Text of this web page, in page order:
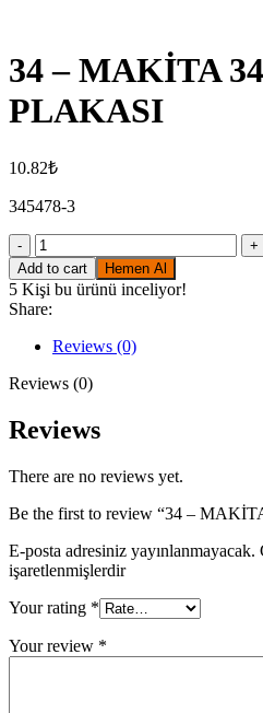
34 – MAKİTA
PLAKASI
10.82₺
345478-3
34
-
MAKİTA
345478-
3
DİŞLİ
PLAKASI
quantity
Add to cart Hemen Al
5 Kişi bu ürünü inceliyor!
Share:
Reviews (0)
Reviews (0)
Reviews
There are no reviews yet.
Be the first to review “34 –
E-posta adresiniz yayınlanmayacak.
işaretlenmişlerdir
Your rating *
Your review *